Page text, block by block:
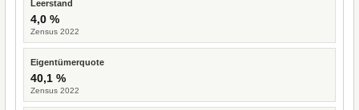
Leerstand
4,0 %
Zensus 2022
Eigentümerquote
40,1 %
Zensus 2022